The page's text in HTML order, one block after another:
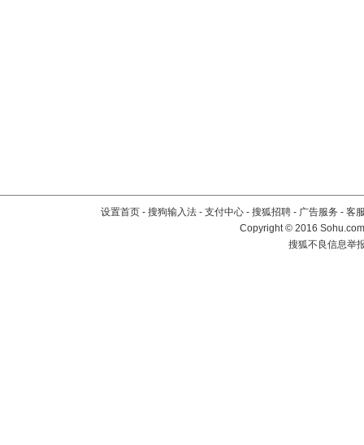
设置首页 - 搜狗输入法 - 支付中心 - 搜狐招聘 - 广告服务 - 客
Copyright©2016
搜狐不良信息举